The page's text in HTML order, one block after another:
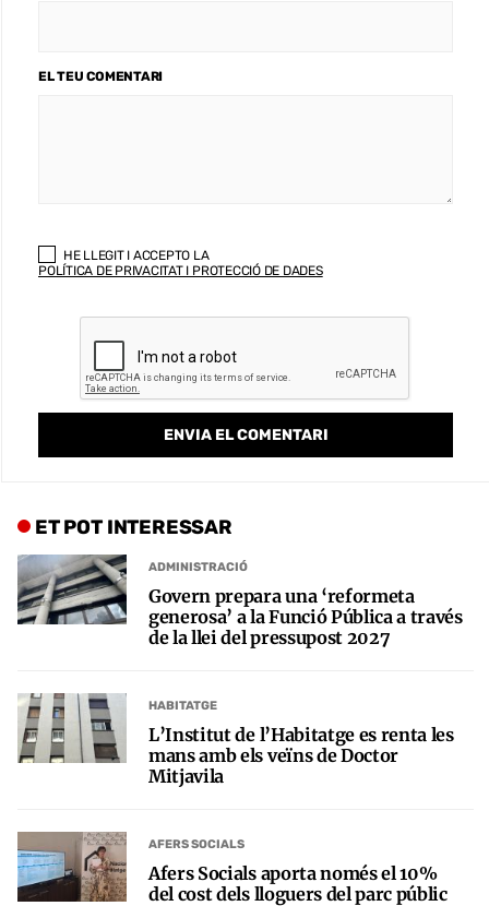
EL TEU COMENTARI
HE LLEGIT I ACCEPTO LA
POLÍTICA DE PRIVACITAT I PROTECCIÓ DE DADES
ET POT INTERESSAR
ADMINISTRACIÓ
Govern prepara una ‘reformeta
generosa’ a la Funció Pública a través
de la llei del pressupost 2027
HABITATGE
L’Institut de l’Habitatge es renta les
mans amb els veïns de Doctor
Mitjavila
AFERS SOCIALS
Afers Socials aporta només el 10%
del cost dels lloguers del parc públic